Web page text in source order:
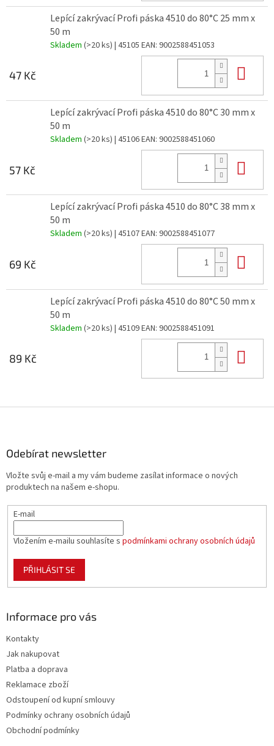
Lepící zakrývací Profi páska 4510 do 80°C 25 mm x
50 m
Skladem (>20 ks) | 45105 EAN: 9002588451053
47 Kč
Lepící zakrývací Profi páska 4510 do 80°C 30 mm x
50 m
Skladem (>20 ks) | 45106EAN: 9002588451060
57 Kč
Lepící zakrývací Profi páska 4510 do 80°C 38 mm x
50 m
Skladem (>20 ks) | 45107EAN: 9002588451077
69 Kč
Lepící zakrývací Profi páska 4510 do 80°C 50 mm x
50 m
Skladem (>20 ks) | 45109EAN: 9002588451091
89 Kč
Odebírat newsletter
Vložte svůj e-mail a my vám budeme zasílat informace o nových
produktech na našem e-shopu.
E-mail
Vložením e-mailu souhlasíte s podmínkami ochrany osobních údajů
PŘIHLÁSIT SE
Informace pro vás
Kontakty
Jak nakupovat
Platba a doprava
Reklamace zboží
Odstoupení od kupní smlouvy
Podmínky ochrany osobních údajů
Obchodní podmínky